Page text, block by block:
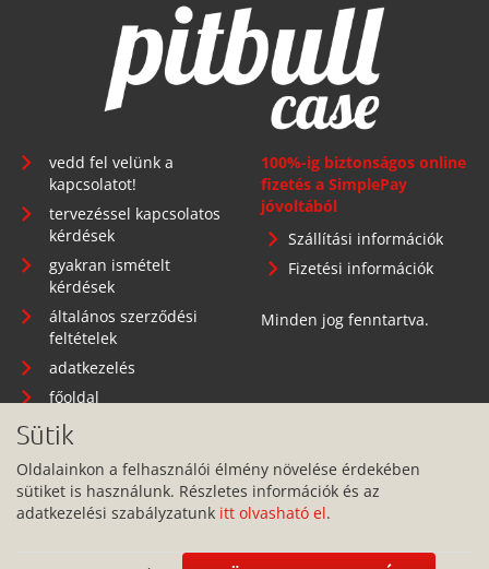
vedd fel velünk a
kapcsolatot!
tervezéssel kapcsolatos
kérdések
gyakran ismételt
kérdések
általános szerződési
feltételek
adatkezelés
főoldal
100%-ig biztonságos online
fizetés a SimplePay
jóvoltából
Szállítási információk
Fizetési információk
Minden jog fenntartva.
Telephely: 1134 Budapest, Angyalföldi út 25.
info@pitbullcase.hu
+36706364305
Sütik
Oldalainkon a felhasználói élmény növelése érdekében
sütiket is használunk. Részletes információk és az
adatkezelési szabályzatunk itt olvasható el.